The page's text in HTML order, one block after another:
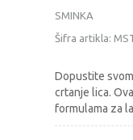
SMINKA
Šifra artikla:
Dopustite
crtanje lica.
formulama za